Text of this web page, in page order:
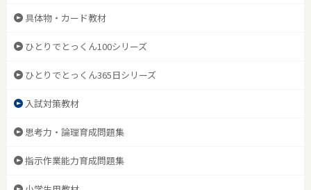
具体物・カード教材
ひとりでとっくん100シリーズ
ひとりでとっくん365日シリーズ
入試対策教材
思考力・論理育成問題集
指示作業能力育成問題集